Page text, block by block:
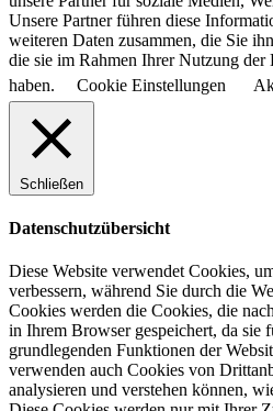
Unsere Partner führen diese
weiteren Daten zusammen, die Sie
die sie im Rahmen Ihrer Nutzung der
haben.
Cookie Einstellungen
Schließen
Datenschutzübersicht
Diese Website verwendet Cookies,
verbessern, während Sie durch die
Cookies werden die Cookies, die
in Ihrem Browser gespeichert, da sie
grundlegenden Funktionen der
verwenden auch Cookies von
analysieren und verstehen können,